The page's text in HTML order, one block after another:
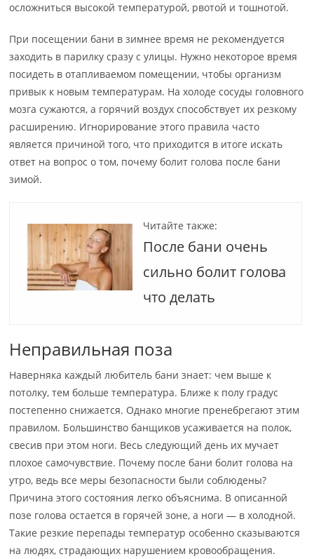
осложниться высокой температурой, рвотой и тошнотой.
При посещении бани в зимнее время не рекомендуется
заходить в парилку сразу с улицы. Нужно некоторое время
посидеть в отапливаемом помещении, чтобы организм
привык к новым температурам. На холоде сосуды головного
мозга сужаются, а горячий воздух способствует их резкому
расширению. Игнорирование этого правила часто
является причиной того, что приходится в итоге искать
ответ на вопрос о том, почему болит голова после бани
зимой.
Читайте также:
После бани очень
сильно болит голова
что делать
Неправильная поза
Наверняка каждый любитель бани знает: чем выше к
потолку, тем больше температура. Ближе к полу градус
постепенно снижается. Однако многие пренебрегают этим
правилом. Большинство банщиков усаживается на полок,
свесив при этом ноги. Весь следующий день их мучает
плохое самочувствие. Почему после бани болит голова на
утро, ведь все меры безопасности были соблюдены?
Причина этого состояния легко объяснима. В описанной
позе голова остается в горячей зоне, а ноги — в холодной.
Такие резкие перепады температур особенно сказываются
на людях, страдающих нарушением кровообращения.